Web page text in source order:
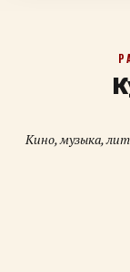
Кино, музыка,